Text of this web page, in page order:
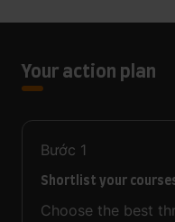
Your action plan
Bước 1
Shortlist your
Choose the best